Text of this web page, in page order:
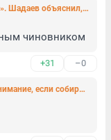
«Рядовые граждане штрафоваться не будут». Шадаев объяснил, кому грозят штрафы за поиск экстремистских материалов в Сети
чиновником
+31 –0
Жара в Петербурге. На что стоит обратить внимание, если собираетесь купаться